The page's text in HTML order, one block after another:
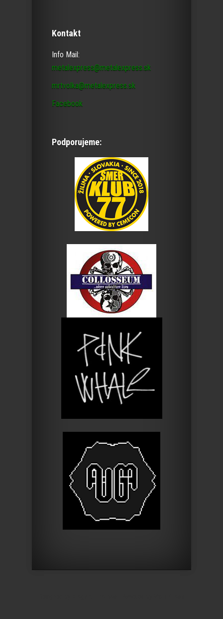
Kontakt
Info Mail:
metalexpress@metalexpress.sk
mrtvolka@metalexpress.sk
Facebook
Podporujeme: